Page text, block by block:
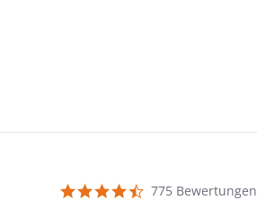
4.7
775 Bewertungen